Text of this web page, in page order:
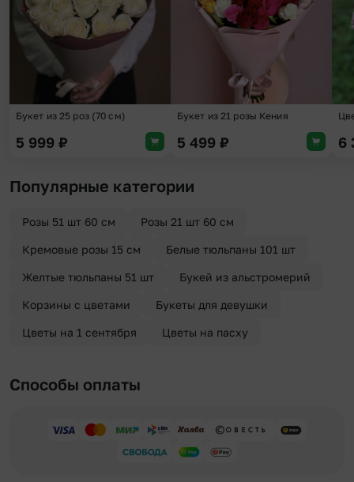
Букет из 25 роз (70 см)
5 999 ₽
Букет из 21 розы Кения
5 499 ₽ 6
Популярные категории
Розы 51 шт 60 см Розы 21 шт 60 см
Кремовые розы 15 см Белые тюльпаны 101 шт
Желтые тюльпаны 51 шт Букей из альстромерий
Корзины с цветами Букеты для девушки
Цветы на 1 сентября Цветы на пасху
Способы оплаты